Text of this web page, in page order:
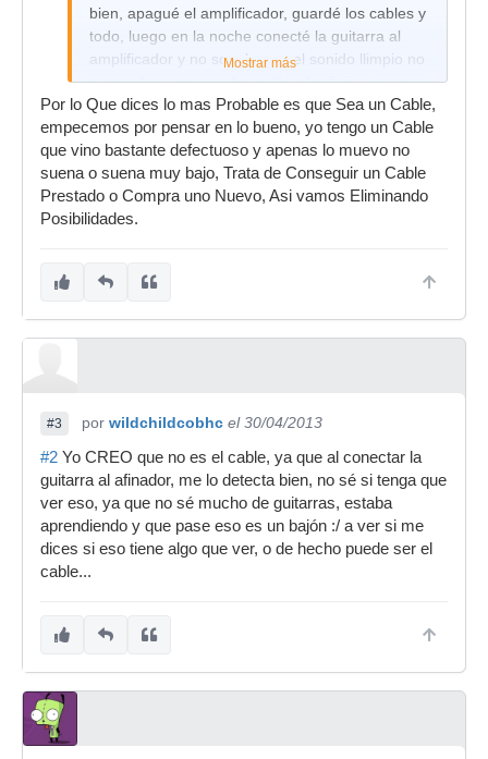
bien, apagué el amplificador, guardé los cables y
todo, luego en la noche conecté la guitarra al
amplificador y no sonaba, en el sonido llimpio no
suena, lo pongo en distorsión al máximo, suena
como si estuviera en el sonido limpio con un
sonido raro de fondo, todo bajo. Ayúdenme por
favor... gracias.
Mostrar más
Por lo Que dices lo mas Probable es que Sea un Cable,
empecemos por pensar en lo bueno, yo tengo un Cable
que vino bastante defectuoso y apenas lo muevo no
suena o suena muy bajo, Trata de Conseguir un Cable
Prestado o Compra uno Nuevo, Asi vamos Eliminando
Posibilidades.
#3 por wildchildcobhc el 30/04/2013
#2 Yo CREO que no es el cable, ya que al conectar la
guitarra al afinador, me lo detecta bien, no sé si tenga que
ver eso, ya que no sé mucho de guitarras, estaba
aprendiendo y que pase eso es un bajón :/ a ver si me
dices si eso tiene algo que ver, o de hecho puede ser el
cable...